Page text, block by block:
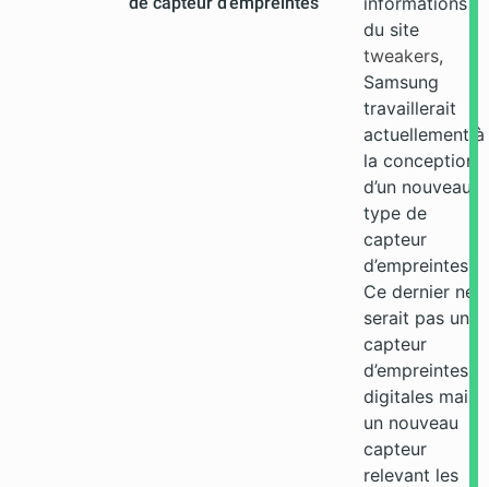
du site
tweakers,
Samsung
travaillerait
actuellement à
la conception
d’un nouveau
type de
capteur
d’empreintes.
Ce dernier ne
serait pas un
capteur
d’empreintes
digitales mais
un nouveau
capteur
relevant les